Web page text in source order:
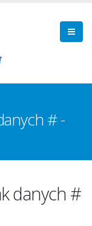
# -
danych #